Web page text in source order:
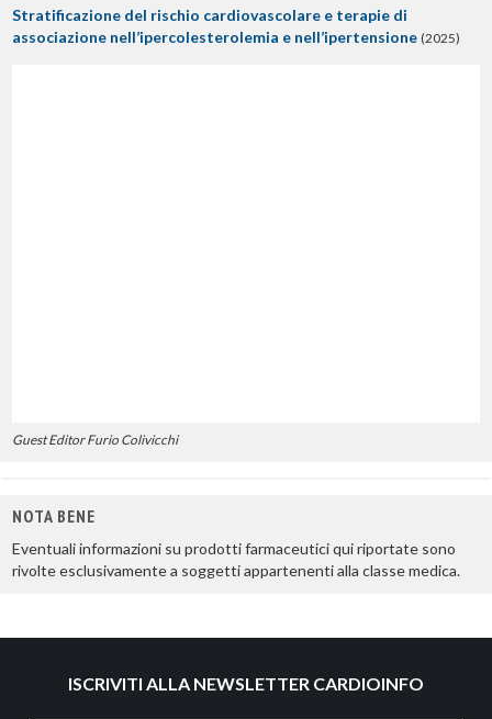
Stratificazione del rischio cardiovascolare e terapie di
associazione nell’ipercolesterolemia e nell’ipertensione (2025)
Guest Editor Furio Colivicchi
NOTA BENE
Eventuali informazioni su prodotti farmaceutici qui riportate sono
rivolte esclusivamente a soggetti appartenenti alla classe medica.
ISCRIVITI ALLA NEWSLETTER CARDIOINFO